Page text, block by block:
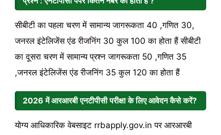
सीबीटी का पहला चरण में सामान्य जागरूकता 40 ,गणित 30,
जनरल इंटेलिजेंस एंड रीजनिंग 30 कुल 100 का होता हैं सीबीटी
का दूसरा चरण में सामान्य प्रश्न जागरूकता 50 ,गणित 35
,जनरल इंटेलिजेंस एंड रीजनिंग 35 कुल 120 का होता हैं
2026 में आरआरबी एनटीपीसी परीक्षा के लिए आवेदन कैसे करें?
योग्य आधिकारिक वेबसाइट rrbapply.gov.in पर आरआरबी